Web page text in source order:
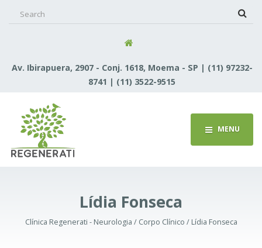
Av. Ibirapuera, 2907 - Conj. 1618, Moema - SP | (11) 97232-
8741 | (11) 3522-9515
MENU
Lídia Fonseca
Clínica Regenerati - Neurologia / Corpo Clínico / Lídia Fonseca